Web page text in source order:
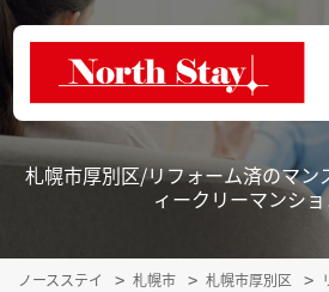
札幌市厚別区/リフォーム済のマン
ィークリーマンシ
ノースステイ 札幌市 札幌市厚別区